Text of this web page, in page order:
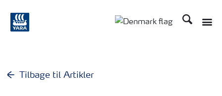
Søg
Tilbage til Artikler